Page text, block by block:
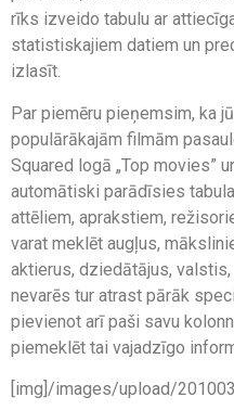
rīks izveido tabulu ar
statistiskajiem datiem un
izlasīt.
Par piemēru pieņemsim, ka
populārākajām filmām
Squared logā „Top movies”
automātiski parādīsies
attēliem, aprakstiem,
varat meklēt augļus,
aktierus, dziedātājus,
nevarēs tur atrast pārāk
pievienot arī paši savu
piemeklēt tai vajadzīgo
[img]/images/upload/